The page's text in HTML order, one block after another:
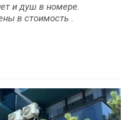
и душ в номере.
в стоимость .